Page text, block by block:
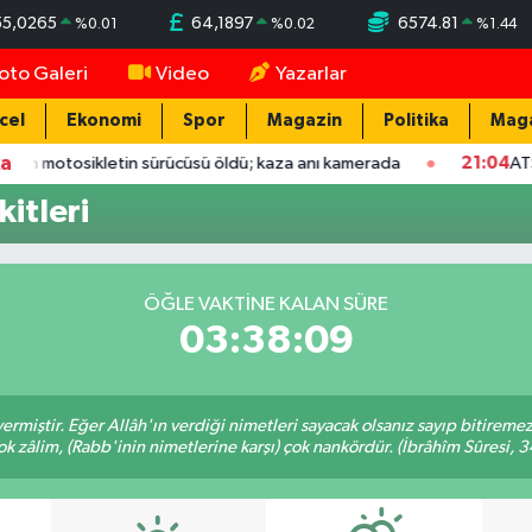
%0.01 64,1897 %0.02 6574.81 %1.44
Galeri Video Yazarlar
Ekonomi Spor Magazin Politika
sürücüsü öldü; kaza anı kamerada 21:04ATSO
ÖĞLE VAKTINE KALAN SÜRE
03:38:09
Eğer Allâh'ın verdiği nimetleri sayacak olsanız sayıp
zâlim, (Rabb'inin nimetlerine karşı) çok nankördür. (İbrâhîm Sûresi,